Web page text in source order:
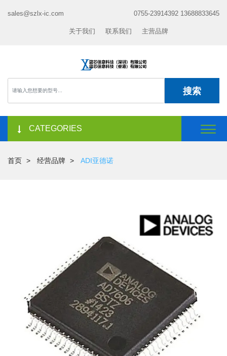
sales@szlx-ic.com 0755-23914392 13688833645
关于我们 联系我们 主营品牌
搜索
CATEGORIES
首页 经营品牌 ADI亚德诺